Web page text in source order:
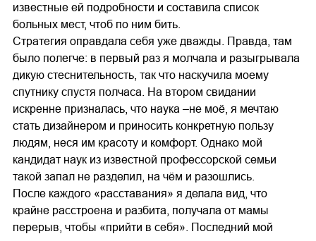
известные ей подробности и составила список
больных мест, чтоб по ним бить.
Стратегия оправдала себя уже дважды. Правда, там
было полегче: в первый раз я молчала и разыгрывала
дикую стеснительность, так что наскучила моему
спутнику спустя полчаса. На втором свидании
искренне призналась, что наука –не моё, я мечтаю
стать дизайнером и приносить конкретную пользу
людям, неся им красоту и комфорт. Однако мой
кандидат наук из известной профессорской семьи
такой запал не разделил, на чём и разошлись.
После каждого «расставания» я делала вид, что
крайне расстроена и разбита, получала от мамы
перерыв, чтобы «прийти в себя». Последний мой